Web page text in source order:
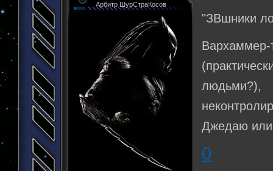
Арбитр ШурСтраКосов
"ЗВшники
людьми?),
Джедаю или
0